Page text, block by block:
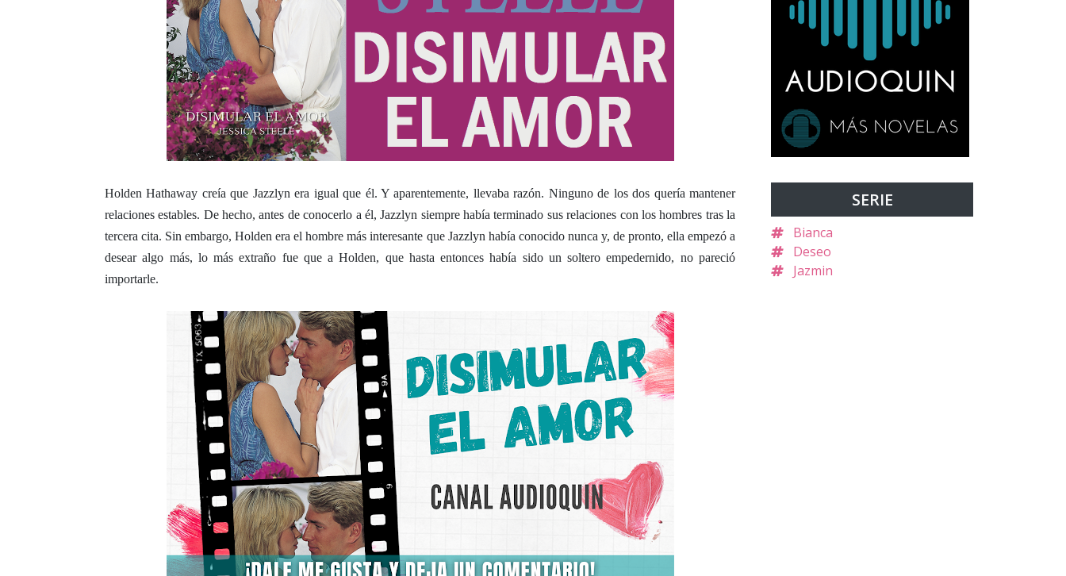
Holden Hathaway creía que Jazzlyn era igual que él. Y aparentemente, llevaba razón. Ninguno de los dos quería mantener
relaciones estables. De hecho, antes de conocerlo a él, Jazzlyn siempre había terminado sus relaciones con los hombres tras la
tercera cita. Sin embargo, Holden era el hombre más interesante que Jazzlyn había conocido nunca y, de pronto, ella empezó a
desear algo más, lo más extraño fue que a Holden, que hasta entonces había sido un soltero empedernido, no pareció
importarle.
SERIE
Bianca
Deseo
Jazmin